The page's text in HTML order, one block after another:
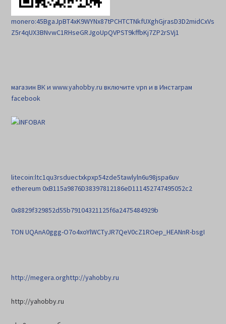
monero:45BgaJpBT4xK9WYNx87tPCHTCTNkfUXghGjrasD3D2midCxVs
Z5r4qUX3BNvwC1RHseGRJgoUpQVPST9kffbKj7ZP2rSVj1
магазин ВК и www.yahobby.ru включите vpn и в Инстаграм
facebook
litecoin:ltc1qu3rsduectxkpxp54zde5tawlyln6u98jspa6uv
ethereum 0xB115a9876D38397812186eD111452747495052c2
0x8829f329852d55b79104321125f6a2475484929b
TON UQAnA0ggg-O7o4xoYlWCTyJR7QeV0cZ1ROep_HEANnR-bsgI
http://megera.orghttp://yahobby.ru
http://yahobby.ru